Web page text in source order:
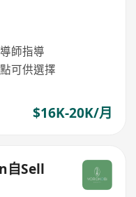
師指導
可供選擇
$16K-20K/月
自Sell